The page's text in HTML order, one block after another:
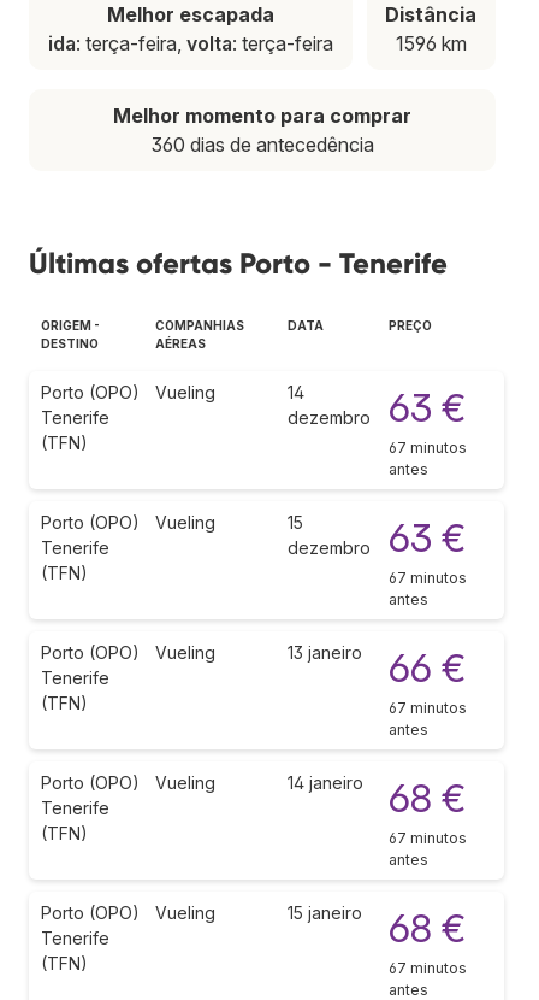
Melhor escapada
ida: terça-feira, volta: terça-feira
Distância
1596 km
Melhor momento para comprar
360 dias de antecedência
Últimas ofertas Porto - Tenerife
ORIGEM -
DESTINO
COMPANHIAS
AÉREAS
DATA PREÇO
Porto (OPO)
Tenerife
(TFN)
Vueling
14
dezembro
63 €
67 minutos
antes
Porto (OPO)
Tenerife
(TFN)
Vueling
15
dezembro
63 €
67 minutos
antes
Porto (OPO)
Tenerife
(TFN)
Vueling 13 janeiro 66 €
67 minutos
antes
Porto (OPO)
Tenerife
(TFN)
Vueling 14 janeiro 68 €
67 minutos
antes
Porto (OPO)
Tenerife
(TFN)
Vueling 15 janeiro 68 €
67 minutos
antes